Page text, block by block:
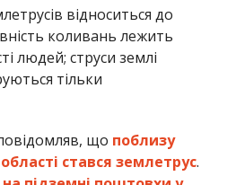
відноситься до
коливань лежить
людей; струси землі
тільки
що поблизу
стався землетрус.